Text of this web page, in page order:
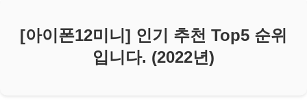
[아이폰12미니] 인기 추천 Top5 순위
입니다. (2022년)